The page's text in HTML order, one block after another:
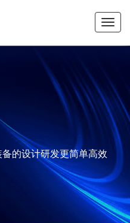
的设计研发更简单高效